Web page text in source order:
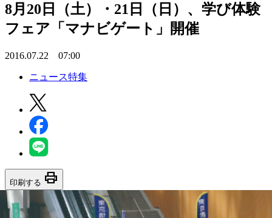
8月20日（土）・21日（日）、学び体験
フェア「マナビゲート」開催
2016.07.22 07:00
ニュース特集
印刷する print